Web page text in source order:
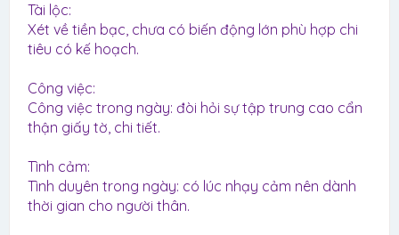
Tài lộc:
Xét về tiền bạc, chưa có biến động lớn phù hợp chi
tiêu có kế hoạch.
Công việc:
Công việc trong ngày: đòi hỏi sự tập trung cao cẩn
thận giấy tờ, chi tiết.
Tình cảm:
Tình duyên trong ngày: có lúc nhạy cảm nên dành
thời gian cho người thân.